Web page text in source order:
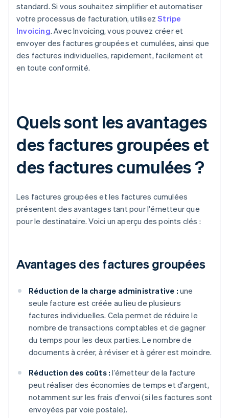
standard. Si vous souhaitez simplifier et automatiser
votre processus de facturation, utilisezStripe
Invoicing. Avec Invoicing, vous pouvez créer et
envoyer des factures groupées et cumulées, ainsi que
des factures individuelles, rapidement, facilement et
en toute conformité.
Quels sont les avantages
des factures groupées et
des factures cumulées ?
Les factures groupées et les factures cumulées
présentent des avantages tant pour l'émetteur que
pour le destinataire. Voici un aperçu des points clés :
Avantages des factures groupées
Réduction de la charge administrative : une
seule facture est créée au lieu de plusieurs
factures individuelles. Cela permet de réduire le
nombre de transactions comptables et de gagner
du temps pour les deux parties. Le nombre de
documents à créer, à réviser et à gérer est moindre.
Réduction des coûts : l’émetteur de la facture
peut réaliser des économies de temps et d'argent,
notamment sur les frais d'envoi (si les factures sont
envoyées par voie postale).